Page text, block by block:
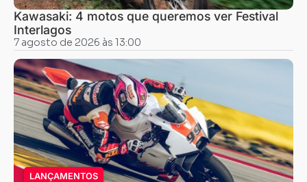
Kawasaki: 4 motos que queremos ver Festival
Interlagos
7 agosto de 2026 às 13:00
LANÇAMENTOS